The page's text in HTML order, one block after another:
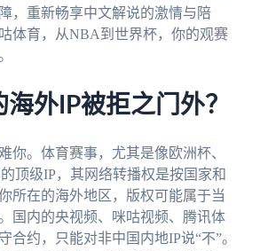
，重新畅享中文解说的激情与陪
体育，从NBA到世界杯，你的观赛
外IP被拒之门外？
你。体育赛事，尤其是像欧洲杯、
顶级IP，其网络转播权是按国家和
所在的海外地区，版权可能属于当
国内的央视频、咪咕视频、腾讯体
合约，只能对非中国内地IP说“不”。